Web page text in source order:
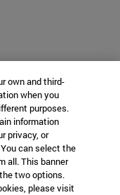
own and third-
when you
purposes.
information
privacy, or
can select the
all. This banner
two options.
please visit